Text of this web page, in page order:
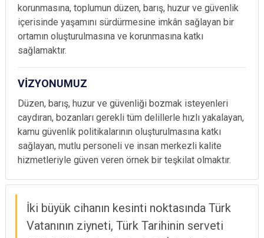
korunmasına, toplumun düzen, barış, huzur ve güvenlik
içerisinde yaşamını sürdürmesine imkân sağlayan bir
ortamın oluşturulmasına ve korunmasına katkı
sağlamaktır.
VİZYONUMUZ
Düzen, barış, huzur ve güvenliği bozmak isteyenleri
caydıran, bozanları gerekli tüm delillerle hızlı yakalayan,
kamu güvenlik politikalarının oluşturulmasına katkı
sağlayan, mutlu personeli ve insan merkezli kalite
hizmetleriyle güven veren örnek bir teşkilat olmaktır.
İki büyük cihanın kesinti noktasında Türk
Vatanının ziyneti, Türk Tarihinin serveti